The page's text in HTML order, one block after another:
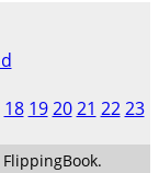
18 19 20 21 22 23